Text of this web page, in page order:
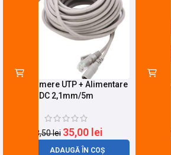
Cablu Camere UTP + Alimentare
DC 2,1mm/5m
38,50lei 35,00 lei
ADAUGĂ ÎN COȘ
Cablu
Spik-